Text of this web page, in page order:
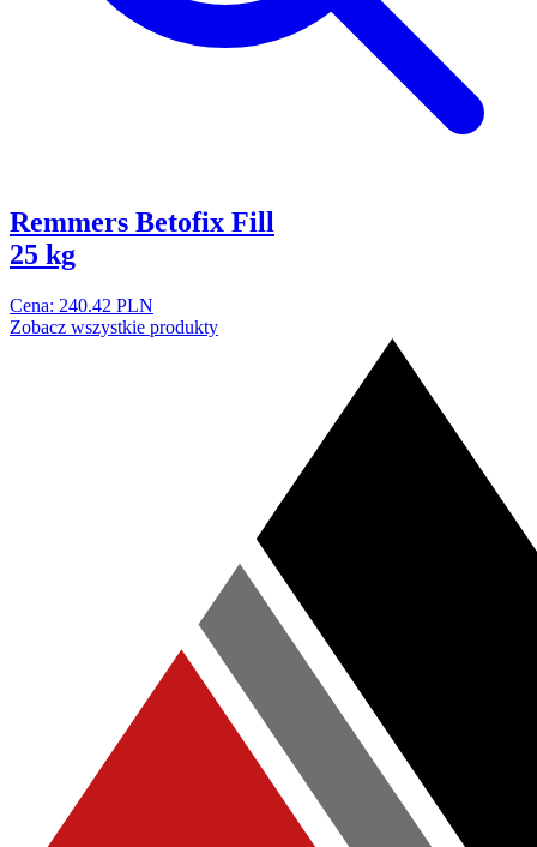
Remmers Betofix Fill
25 kg
Cena: 240.42 PLN
Zobacz wszystkie produkty